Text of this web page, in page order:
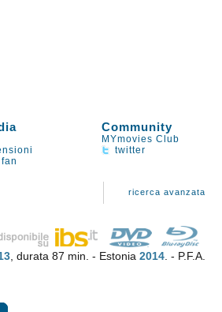
Community
MYmovies Club
twitter
ricerca avanzata
, durata 87 min. - Estonia2014 . - P.F.A.